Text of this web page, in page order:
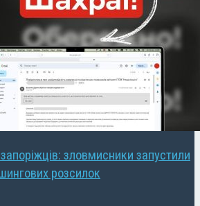
зловмисники запустили
розсилок